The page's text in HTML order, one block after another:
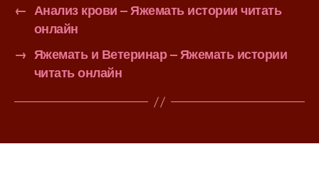
← Анализ крови – Яжемать истории читать
онлайн
→ Яжемать и Ветеринар – Яжемать истории
читать онлайн